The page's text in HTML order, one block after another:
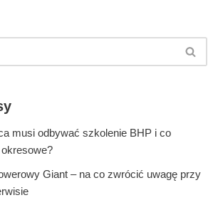
musi odbywać szkolenie BHP i co
Giant – na co zwrócić uwagę przy